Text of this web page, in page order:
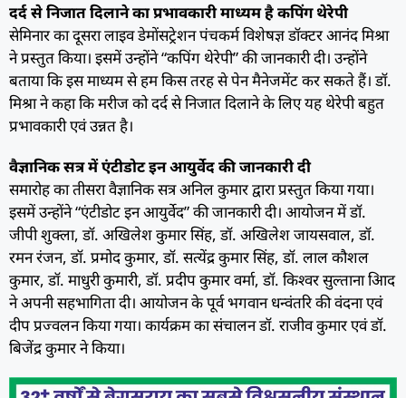
दर्द से निजात दिलाने का प्रभावकारी माध्यम है कपिंग थेरेपी
सेमिनार का दूसरा लाइव डेमोंसट्रेशन पंचकर्म विशेषज्ञ डॉक्टर आनंद मिश्रा
ने प्रस्तुत किया। इसमें उन्होंने “कपिंग थेरेपी” की जानकारी दी। उन्होंने
बताया कि इस माध्यम से हम किस तरह से पेन मैनेजमेंट कर सकते हैं। डॉ.
मिश्रा ने कहा कि मरीज को दर्द से निजात दिलाने के लिए यह थेरेपी बहुत
प्रभावकारी एवं उन्नत है।
वैज्ञानिक सत्र में एंटीडोट इन आयुर्वेद की जानकारी दी
समारोह का तीसरा वैज्ञानिक सत्र अनिल कुमार द्वारा प्रस्तुत किया गया।
इसमें उन्होंने “एंटीडोट इन आयुर्वेद” की जानकारी दी। आयोजन में डॉ.
जीपी शुक्ला, डॉ. अखिलेश कुमार सिंह, डॉ. अखिलेश जायसवाल, डॉ.
रमन रंजन, डॉ. प्रमोद कुमार, डॉ. सत्येंद्र कुमार सिंह, डॉ. लाल कौशल
कुमार, डॉ. माधुरी कुमारी, डॉ. प्रदीप कुमार वर्मा, डॉ. किश्वर सुल्ताना आिद
ने अपनी सहभागिता दी। आयोजन के पूर्व भगवान धन्वंतरि की वंदना एवं
दीप प्रज्वलन किया गया। कार्यक्रम का संचालन डॉ. राजीव कुमार एवं डॉ.
बिजेंद्र कुमार ने किया।